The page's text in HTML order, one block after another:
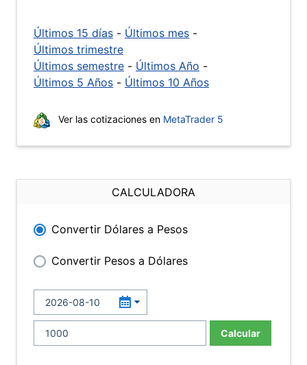
Últimos 15 días - Últimos mes -
Últimos trimestre
Últimos semestre - Últimos Año -
Últimos 5 Años - Últimos 10 Años
Ver las cotizaciones en MetaTrader 5
CALCULADORA
Convertir Dólares a Pesos
Convertir Pesos a Dólares
Calcular